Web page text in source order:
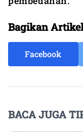
Bagikan
Facebook
BACA JUGA